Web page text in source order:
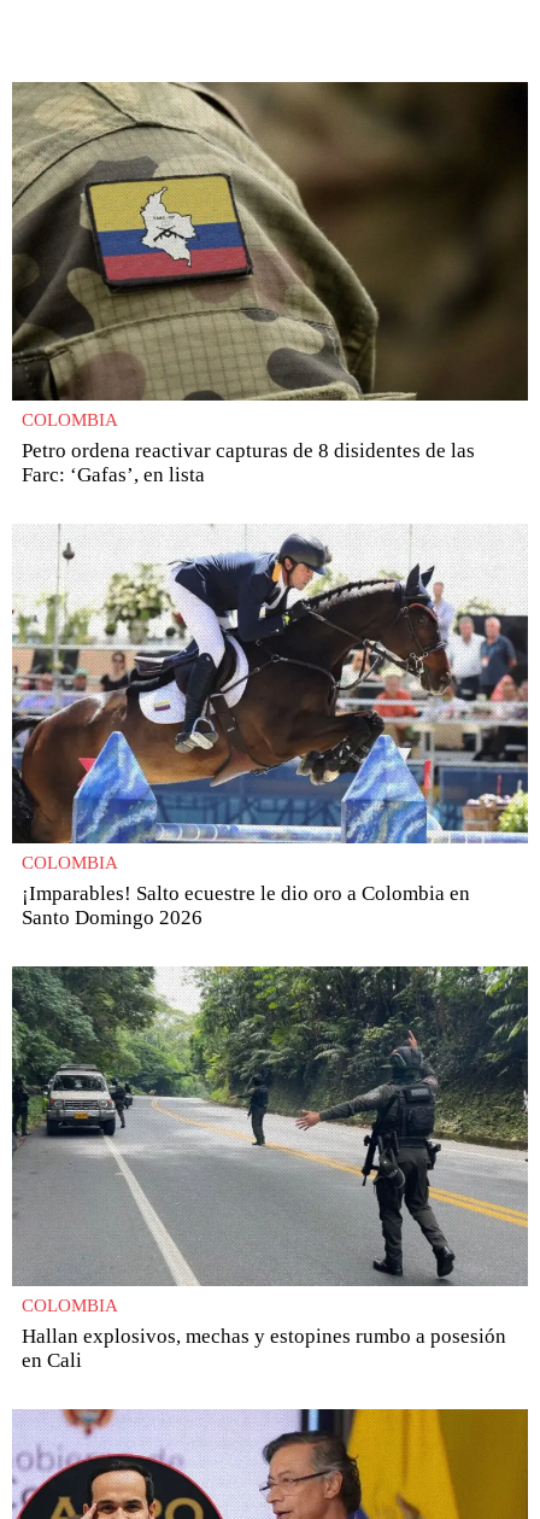
COLOMBIA
Petro ordena reactivar capturas de 8 disidentes de las
Farc: ‘Gafas’, en lista
COLOMBIA
¡Imparables! Salto ecuestre le dio oro a Colombia en
Santo Domingo 2026
COLOMBIA
Hallan explosivos, mechas y estopines rumbo a posesión
en Cali